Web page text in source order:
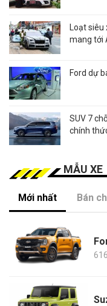
Loạt siêu
mang tới
Ford dự
SUV 7
chính
MẪU XE
Mới nhất Bán